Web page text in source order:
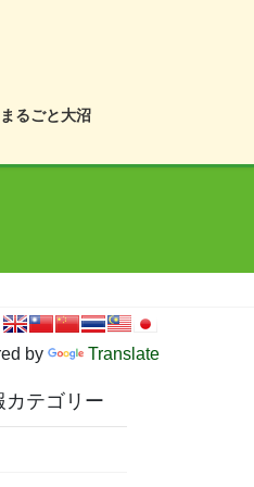
るごと大沼
by Translate
カテゴリー